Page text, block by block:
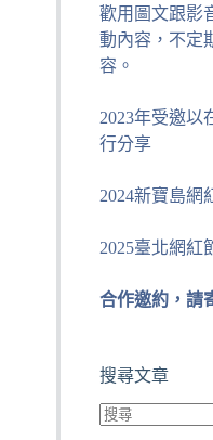
歡用圖文跟影
動內容，不定
容。
2023年受邀以
行分享
2024新寶島網
2025臺北網紅
合作邀約，請
搜尋文章